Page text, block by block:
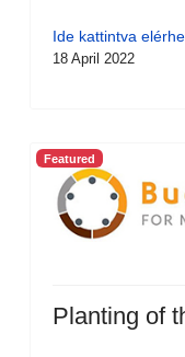
Ide kattintva
18 April 2022
Featured
Planting of